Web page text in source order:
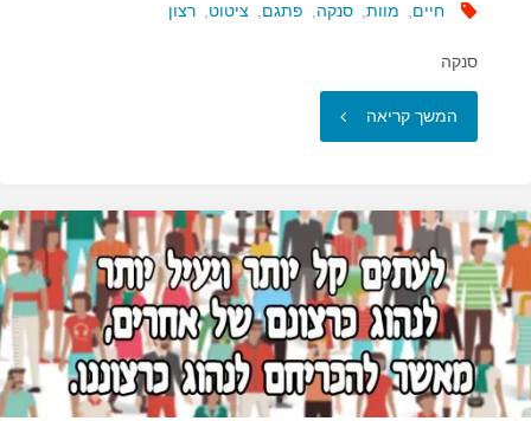
חיים, מוות, סנקה, פתגם, ציטוט, רצון
סנקה
המשך קריאה "רצון
ורצון
למות"